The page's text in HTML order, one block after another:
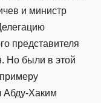
и министр
представителя
Но были в этой
Абду-Хаким